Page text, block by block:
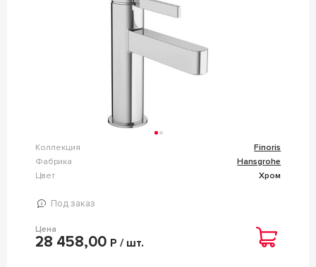
Коллекция
Finoris
Фабрика
Hansgrohe
Цвет
Хром
Под заказ
Цена
28 458,00 Р / шт.